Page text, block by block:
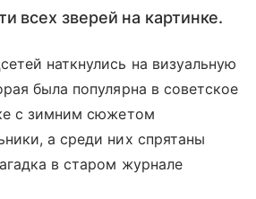
всех зверей на картинке.
наткнулись на визуальную
была популярна в советское
с зимним сюжетом
а среди них спрятаны
в старом журнале